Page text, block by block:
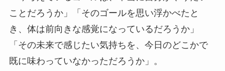
ことだろうか」「そのゴールを思い浮かべたと
き、体は前向きな感覚になっているだろうか」
「その未来で感じたい気持ちを、今日のどこかで
既に味わっていなかっただろうか」。